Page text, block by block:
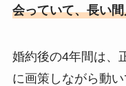
会っていて、長い
婚約後の4年間は、
に画策しながら動